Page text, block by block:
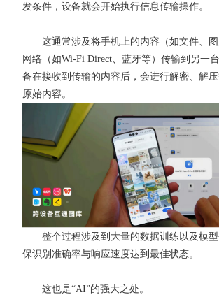
发条件，设备就会开始执行信息传输操作。
这通常涉及将手机上的内容（如文件、图
网络（如Wi-Fi Direct、蓝牙等）传输到另一
备在接收到传输的内容后，会进行解密、解
原始内容。
整个过程涉及到大量的数据训练以及模型
保识别准确率与响应速度达到最佳状态。
这也是“AI”的强大之处。